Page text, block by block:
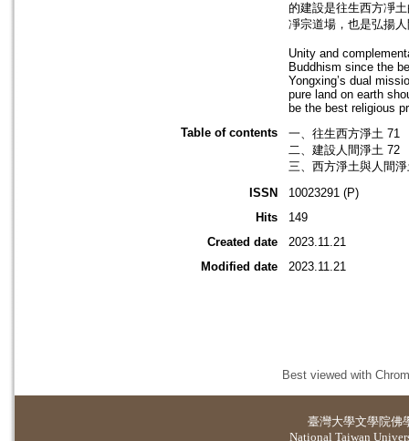
的建設是往生西方凈
凈宗道場，也是弘揚
Unity and
Buddhism since the
Yongxing’s dual
pure land on earth
be the best religious
Table of contents
一、往生西方淨土 71
二、建設人間淨土 72
三、西方淨土與人間
ISSN
10023291 (P)
Hits
149
Created date
2023.11.21
Modified date
2023.11.21
Best viewed with
臺灣大學文學院佛
National Taiwan